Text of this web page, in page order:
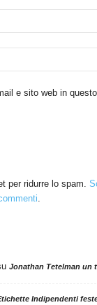
e sito web in
per ridurre lo spam.
.
Jonathan Tetelman un
Indipendenti